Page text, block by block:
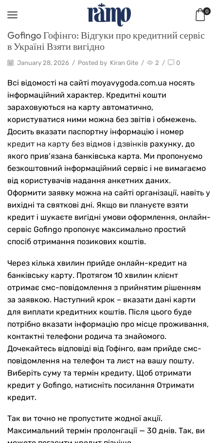
0
Gofingo Гофінго: Відгуки про кредитний сервіс
в Україні Взяти вигідно
January 28, 2026 / Posted by Kiran Gite / 2 / 0
Всі відомості на сайті moyavygoda.com.ua носять
інформаційний характер. Кредитні кошти
зараховуються на карту автоматично,
користуватися ними можна без звітів і обмежень.
Досить вказати паспортну інформацію і номер
кредит на карту без відмов і дзвінків рахунку, до
якого прив’язана банківська карта. Ми пропонуємо
безкоштовний інформаційний сервіс і не вимагаємо
від користувачів надання анкетних даних.
Оформити заявку можна на сайті організації, навіть у
вихідні та святкові дні. Якщо ви плануєте взяти
кредит і шукаєте вигідні умови оформлення, онлайн-
сервіс Gofingo пропонує максимально простий
спосіб отримання позикових коштів.
Через кілька хвилин прийде онлайн-кредит на
банківську карту. Протягом 10 хвилин клієнт
отримає смс-повідомлення з прийнятим рішенням
за заявкою. Наступний крок – вказати дані карти
для виплати кредитних коштів. Після цього буде
потрібно вказати інформацію про місце проживання,
контактні телефони родича та знайомого.
Дочекайтесь відповіді від Гофінго, вам прийде смс-
повідомлення на телефон та лист на вашу пошту.
Виберіть суму та термін кредиту. Щоб отримати
кредит у Gofingo, натисніть посилання Отримати
кредит.
Так ви точно не пропустите жодної акції.
Максимальний термін пролонгації — 30 днів. Так, ви